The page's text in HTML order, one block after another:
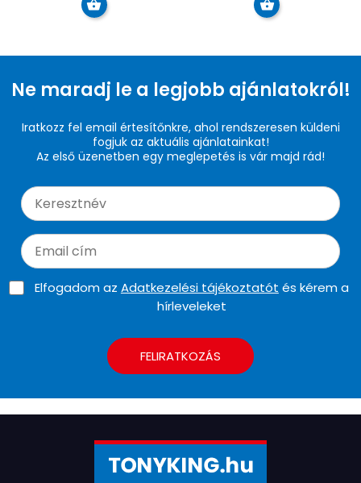
Ne maradj le a legjobb ajánlatokról!
Iratkozz fel email értesítőnkre, ahol rendszeresen küldeni
fogjuk az aktuális ajánlatainkat!
Az első üzenetben egy meglepetés is vár majd rád!
Elfogadom az Adatkezelési tájékoztatót és kérem a
hírleveleket
FELIRATKOZÁS